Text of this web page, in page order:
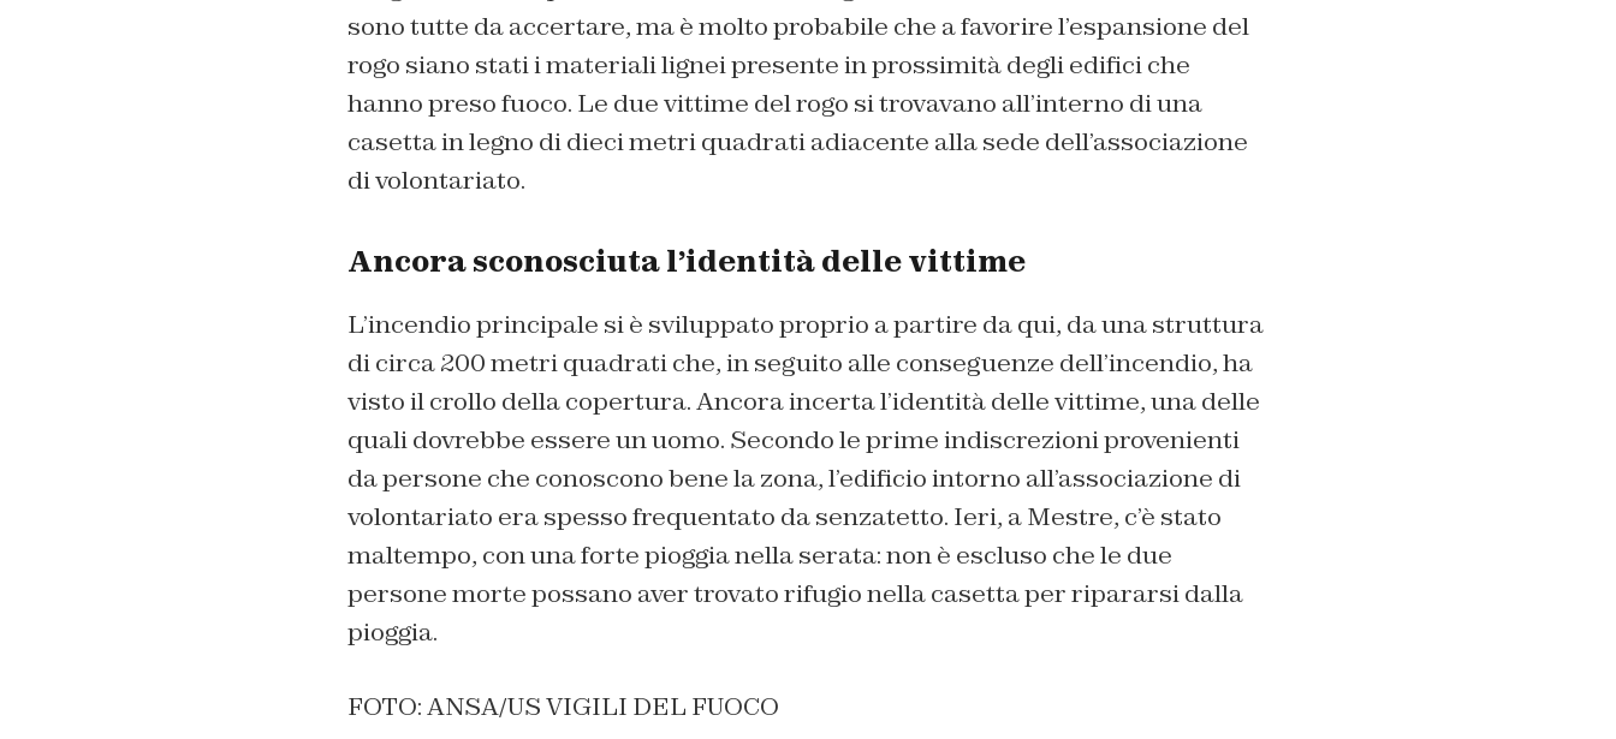
sono tutte da accertare, ma è molto probabile che a favorire l’espansione del
rogo siano stati i materiali lignei presente in prossimità degli edifici che
hanno preso fuoco. Le due vittime del rogo si trovavano all’interno di una
casetta in legno di dieci metri quadrati adiacente alla sede dell’associazione
di volontariato.
Ancora sconosciuta l’identità delle vittime
L’incendio principale si è sviluppato proprio a partire da qui, da una struttura
di circa 200 metri quadrati che, in seguito alle conseguenze dell’incendio, ha
visto il crollo della copertura. Ancora incerta l’identità delle vittime, una delle
quali dovrebbe essere un uomo. Secondo le prime indiscrezioni provenienti
da persone che conoscono bene la zona, l’edificio intorno all’associazione di
volontariato era spesso frequentato da senzatetto. Ieri, a Mestre, c’è stato
maltempo, con una forte pioggia nella serata: non è escluso che le due
persone morte possano aver trovato rifugio nella casetta per ripararsi dalla
pioggia.
FOTO: ANSA/US VIGILI DEL FUOCO